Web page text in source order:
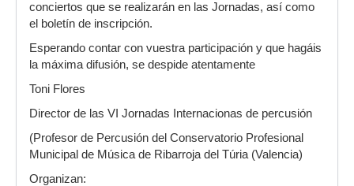
conciertos que se realizarán en las Jornadas, así como
el boletín de inscripción.
Esperando contar con vuestra participación y que hagáis
la máxima difusión, se despide atentamente
Toni Flores
Director de las VI Jornadas Internacionas de percusión
(Profesor de Percusión del Conservatorio Profesional
Municipal de Música de Ribarroja del Túria (Valencia)
Organizan: